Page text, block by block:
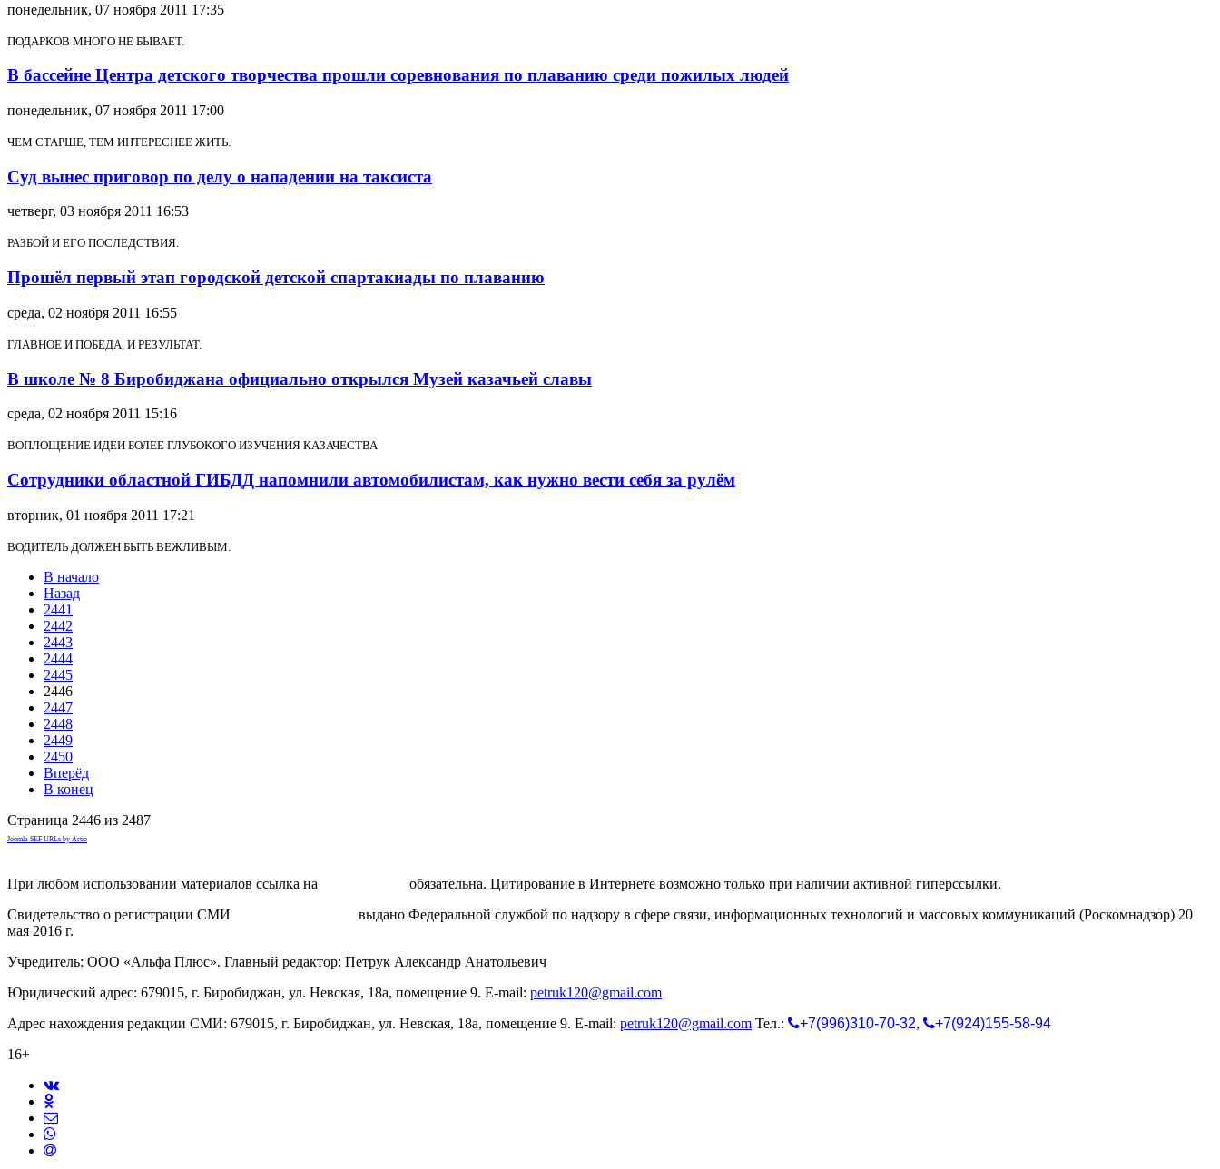
понедельник, 07 ноября 2011 17:35
ПОДАРКОВ МНОГО НЕ БЫВАЕТ.
В бассейне Центра детского творчества прошли соревнования по плаванию среди пожилых людей
понедельник, 07 ноября 2011 17:00
ЧЕМ СТАРШЕ, ТЕМ ИНТЕРЕСНЕЕ ЖИТЬ.
Суд вынес приговор по делу о нападении на таксиста
четверг, 03 ноября 2011 16:53
РАЗБОЙ И ЕГО ПОСЛЕДСТВИЯ.
Прошёл первый этап городской детской спартакиады по плаванию
среда, 02 ноября 2011 16:55
ГЛАВНОЕ И ПОБЕДА, И РЕЗУЛЬТАТ.
В школе № 8 Биробиджана официально открылся Музей казачьей славы
среда, 02 ноября 2011 15:16
ВОПЛОЩЕНИЕ ИДЕИ БОЛЕЕ ГЛУБОКОГО ИЗУЧЕНИЯ КАЗАЧЕСТВА
Сотрудники областной ГИБДД напомнили автомобилистам, как нужно вести себя за рулём
вторник, 01 ноября 2011 17:21
ВОДИТЕЛЬ ДОЛЖЕН БЫТЬ ВЕЖЛИВЫМ.
В начало
Назад
2441
2442
2443
2444
2445
2446
2447
2448
2449
2450
Вперёд
В конец
Страница 2446 из 2487
Joomla SEF URLs by Artio
При любом использовании материалов ссылка на
обязательна. Цитирование в Интернете возможно только при наличии активной гиперссылки.
Свидетельство о регистрации СМИ
выдано Федеральной службой по надзору в сфере связи, информационных технологий и массовых коммуникаций (Роскомнадзор) 20
мая 2016 г.
Учредитель: ООО «Альфа Плюс». Главный редактор: Петрук Александр Анатольевич
Юридический адрес: 679015, г. Биробиджан, ул. Невская, 18а, помещение 9. E-mail: petruk120@gmail.com
Адрес нахождения редакции СМИ: 679015, г. Биробиджан, ул. Невская, 18а, помещение 9. E-mail: petruk120@gmail.com Тел.: +7(996)310-70-32,
+7(924)155-58-94
16+